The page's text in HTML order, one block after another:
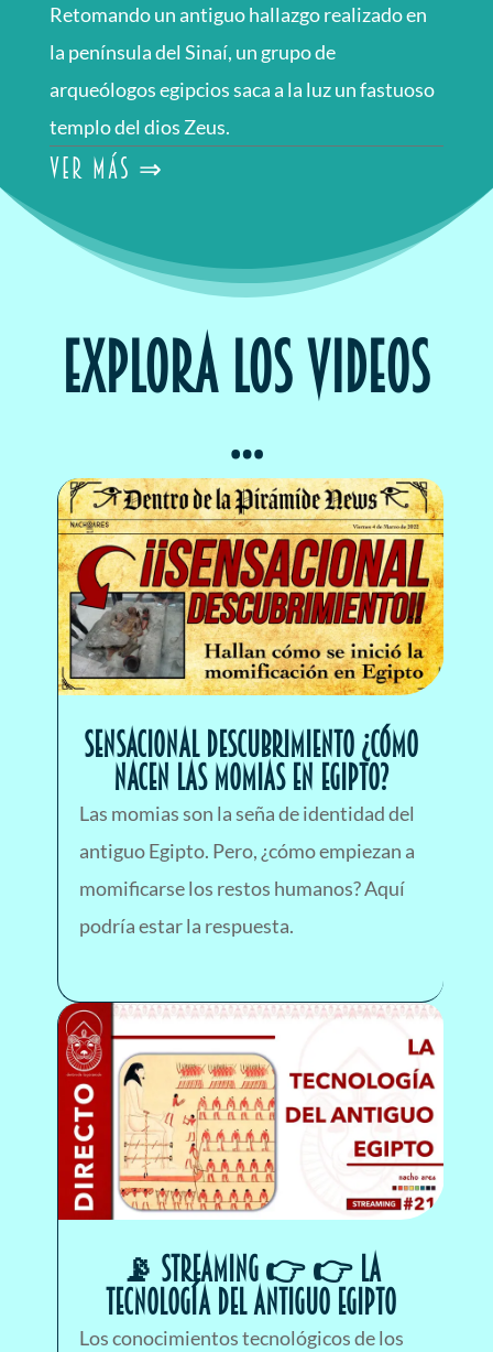
Retomando un antiguo hallazgo realizado en
la península del Sinaí, un grupo de
arqueólogos egipcios saca a la luz un fastuoso
templo del dios Zeus.
VER MÁS ⇒
EXPLORA los videos
…
SENSACIONAL DESCUBRIMIENTO ¿Cómo
nacen las momias en Egipto?
Las momias son la seña de identidad del
antiguo Egipto. Pero, ¿cómo empiezan a
momificarse los restos humanos? Aquí
podría estar la respuesta.
📡 STREAMING 👉 👉 LA
TECNOLOGÍA del antiguo EGIPTO
Los conocimientos tecnológicos de los